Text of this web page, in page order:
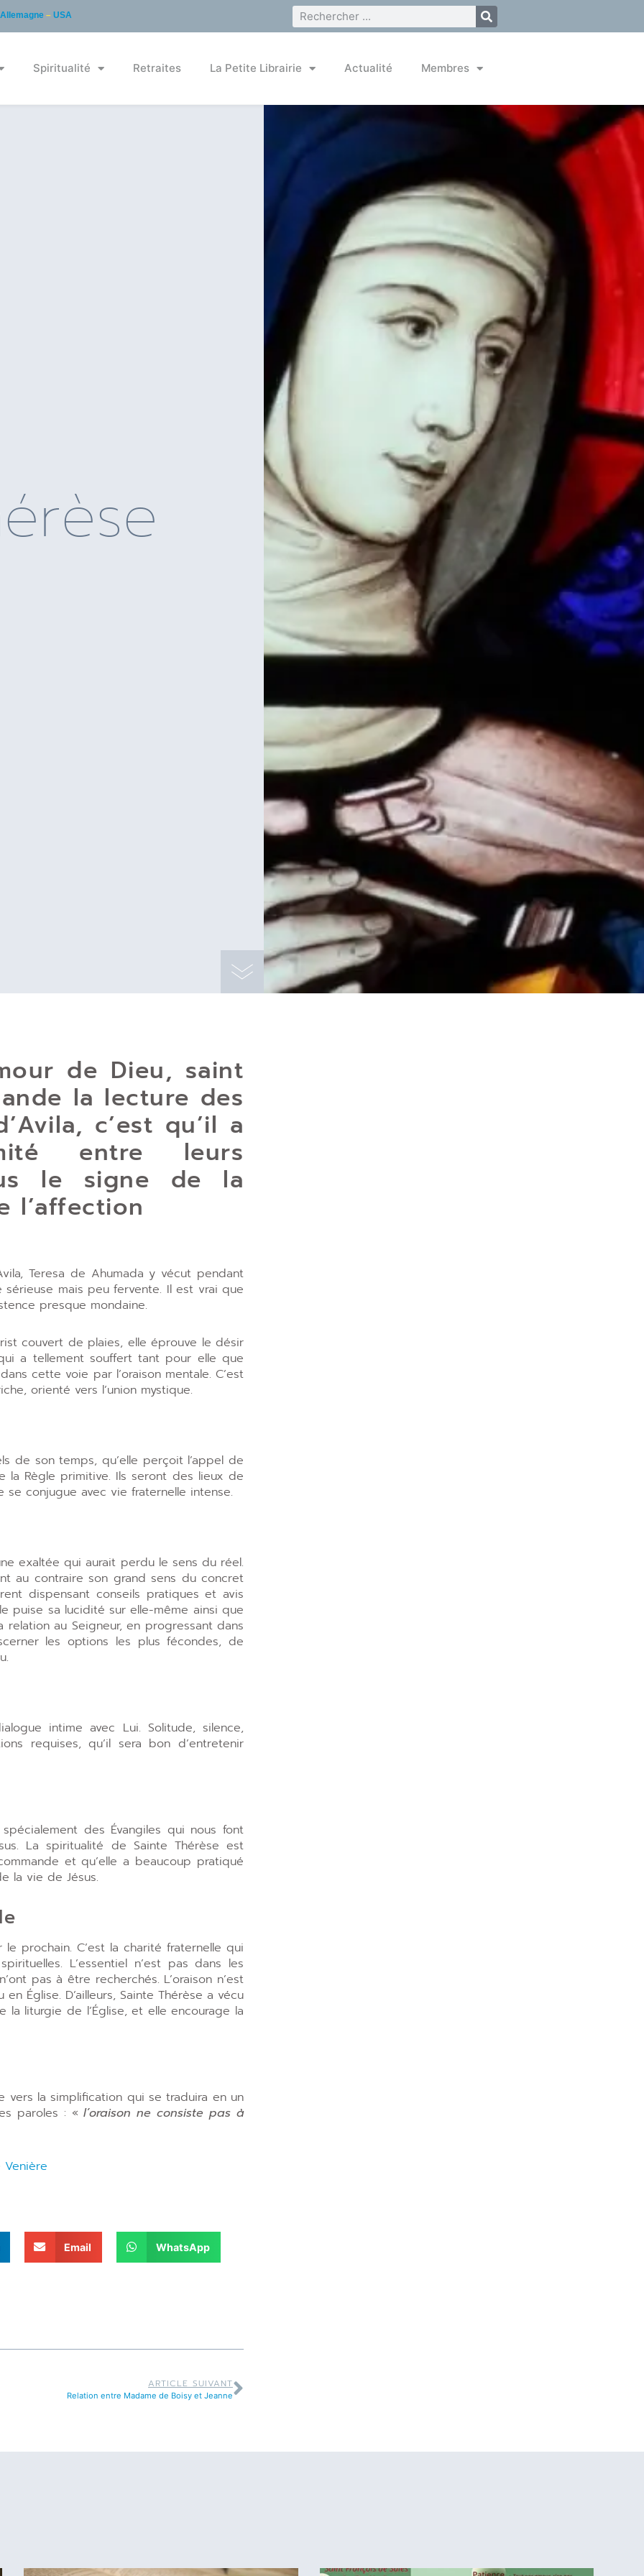
Allemagne– USA
Spiritualité Retraites La Petite Librairie Actualité Membres
de Dieu, saint
la lecture des
c’est qu’il a
entre leurs
le signe de la
l’affection
Teresa de Ahumada y vécut pendant
mais peu fervente. Il est vrai que
presque mondaine.
couvert de plaies, elle éprouve le désir
a tellement souffert tant pour elle que
cette voie par l’oraison mentale. C’est
orienté vers l’union mystique.
de son temps, qu’elle perçoit l’appel de
la Règle primitive. Ils seront des lieux de
conjugue avec vie fraternelle intense.
exaltée qui aurait perdu le sens du réel.
au contraire son grand sens du concret
dispensant conseils pratiques et avis
puise sa lucidité sur elle-même ainsi que
relation au Seigneur, en progressant dans
les options les plus fécondes, de
intime avec Lui. Solitude, silence,
requises, qu’il sera bon d’entretenir
spécialement des Évangiles qui nous font
La spiritualité de Sainte Thérèse est
et qu’elle a beaucoup pratiqué
la vie de Jésus.
prochain. C’est la charité fraternelle qui
L’essentiel n’est pas dans les
pas à être recherchés. L’oraison n’est
Église. D’ailleurs, Sainte Thérèse a vécu
liturgie de l’Église, et elle encourage la
la simplification qui se traduira en un
paroles : « l’oraison ne consiste pas à
Email WhatsApp
ARTICLE SUIVANT
Relation entre Madame de Boisy et Jeanne